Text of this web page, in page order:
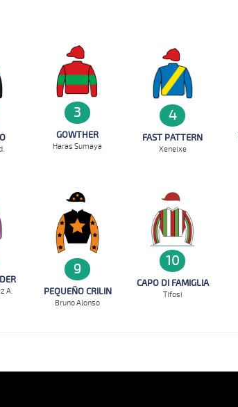
3
GOWTHER
Haras Sumaya
4
FAST PATTERN
Xeneixe
A.
9
PEQUEÑO CRILIN
Bruno Alonso
10
CAPO DI FAMIGLIA
Tifosi